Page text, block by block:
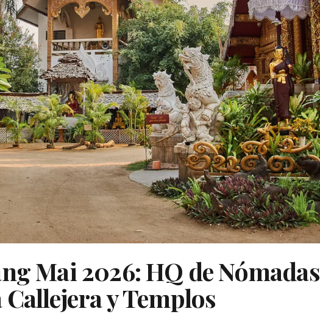
Mai 2026: HQ de Nómadas
y Templos